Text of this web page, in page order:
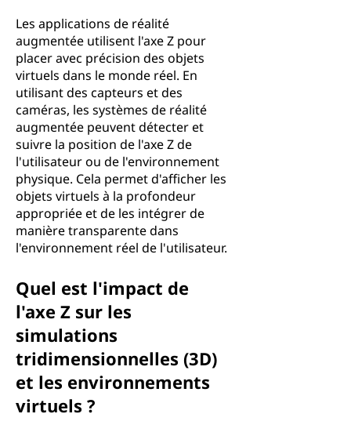
Les applications de réalité
augmentée utilisent l'axe Z pour
placer avec précision des objets
virtuels dans le monde réel. En
utilisant des capteurs et des
caméras, les systèmes de réalité
augmentée peuvent détecter et
suivre la position de l'axe Z de
l'utilisateur ou de l'environnement
physique. Cela permet d'afficher les
objets virtuels à la profondeur
appropriée et de les intégrer de
manière transparente dans
l'environnement réel de l'utilisateur.
Quel est l'impact de
l'axe Z sur les
simulations
tridimensionnelles (3D)
et les environnements
virtuels ?